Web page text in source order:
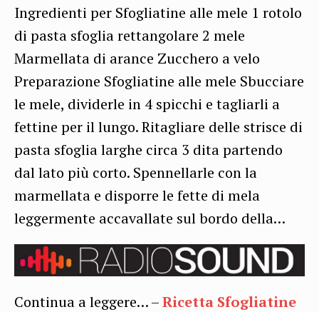
Ingredienti per Sfogliatine alle mele 1 rotolo
di pasta sfoglia rettangolare 2 mele
Marmellata di arance Zucchero a velo
Preparazione Sfogliatine alle mele Sbucciare
le mele, dividerle in 4 spicchi e tagliarli a
fettine per il lungo. Ritagliare delle strisce di
pasta sfoglia larghe circa 3 dita partendo
dal lato più corto. Spennellarle con la
marmellata e disporre le fette di mela
leggermente accavallate sul bordo della…
Continua a leggere… –Ricetta Sfogliatine